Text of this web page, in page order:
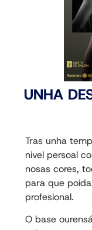
UNHA
Tras unha
nivel persoal
nosas cores,
para que
profesional.
O base